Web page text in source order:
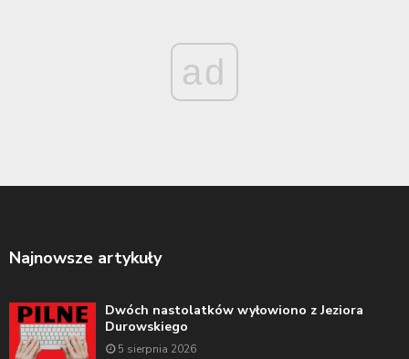
ad
Najnowsze artykuły
Dwóch nastolatków wyłowiono z Jeziora
Durowskiego
5 sierpnia 2026